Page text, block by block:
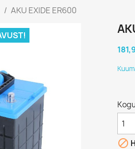
AKU EXIDE ER600
